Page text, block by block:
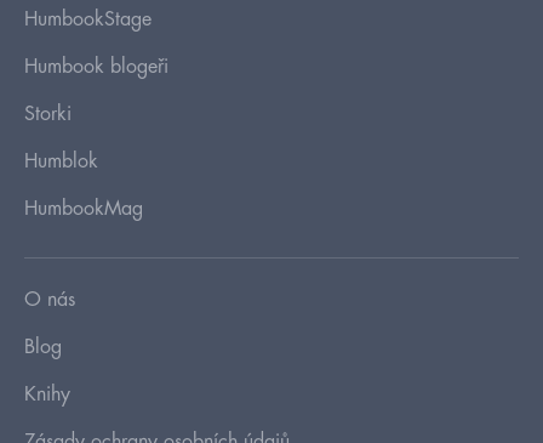
HumbookStage
Humbook blogeři
Storki
Humblok
HumbookMag
O nás
Blog
Knihy